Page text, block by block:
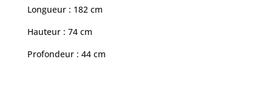
Longueur : 182 cm
Hauteur : 74 cm
Profondeur : 44 cm